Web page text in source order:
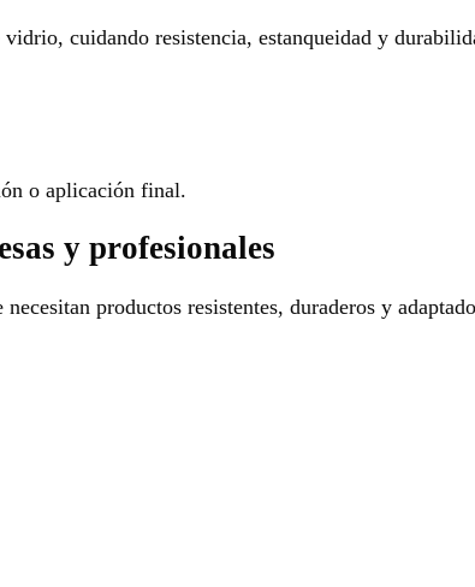
cuidando resistencia, estanqueidad y
o aplicación final.
y profesionales
productos resistentes, duraderos y